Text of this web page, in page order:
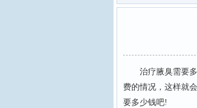
治疗腋臭需要多
费的情况，这样就
要多少钱吧!